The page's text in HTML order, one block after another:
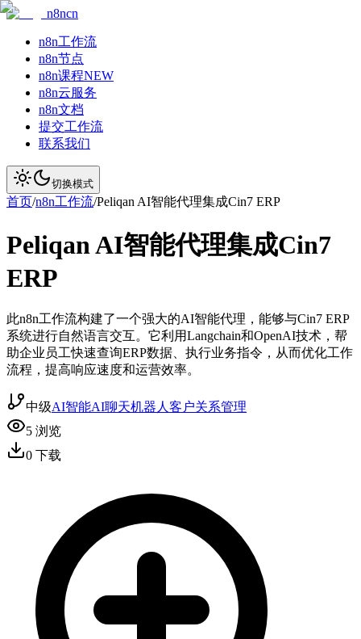
n8ncn
n8n工作流
n8n节点
n8n课程NEW
n8n云服务
n8n文档
提交工作流
联系我们
切换模式
首页/n8n工作流/Peliqan AI智能代理集成Cin7 ERP
Peliqan AI智能代理集成Cin7
ERP
此n8n工作流构建了一个强大的AI智能代理，能够与Cin7 ERP
系统进行自然语言交互。它利用Langchain和OpenAI技术，帮
助企业员工快速查询ERP数据、执行业务指令，从而优化工作
流程，提高响应速度和运营效率。
中级AI智能AI聊天机器人 客户关系管理
5 浏览
0 下载